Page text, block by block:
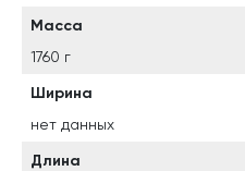
Масса
1760 г
Ширина
нет данных
Длина